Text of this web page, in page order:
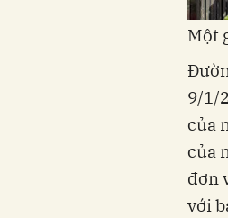
Một
9/1/
của
của
đơn
với